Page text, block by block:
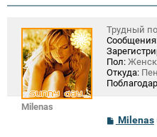
и
Milenas
Трудный
Пол:
Откуда:
СMilenas